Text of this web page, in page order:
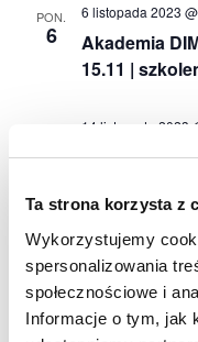
Ta strona korzysta z
Wykorzystujemy
spersonalizowania
społecznościowe i
Informacje o tym, jak
PON.
6
Akademia
15.11 |
6 listopada 2023
14 listopada 2023
CZW.
23
Akademia
28.11 |
23 listopada 2023